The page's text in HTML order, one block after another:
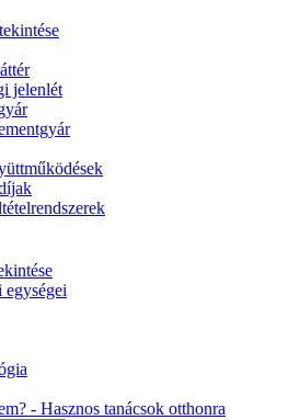
jelenlét
- Hasznos tanácsok otthonra